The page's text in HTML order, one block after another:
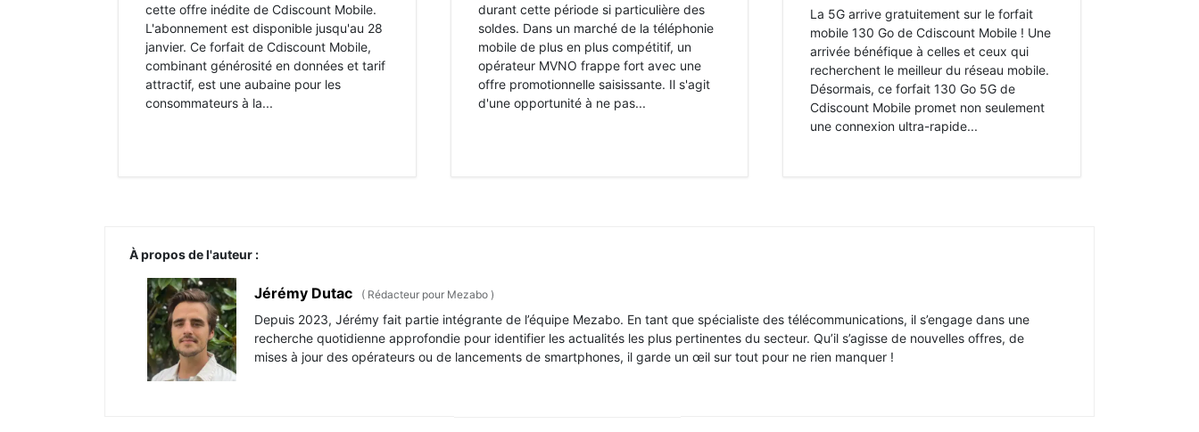
cette offre inédite de Cdiscount Mobile.
L'abonnement est disponible jusqu'au 28
janvier. Ce forfait de Cdiscount Mobile,
combinant générosité en données et tarif
attractif, est une aubaine pour les
consommateurs à la...
durant cette période si particulière des
soldes. Dans un marché de la téléphonie
mobile de plus en plus compétitif, un
opérateur MVNO frappe fort avec une
offre promotionnelle saisissante. Il s'agit
d'une opportunité à ne pas...
La 5G arrive gratuitement sur le forfait
mobile 130 Go de Cdiscount Mobile ! Une
arrivée bénéfique à celles et ceux qui
recherchent le meilleur du réseau mobile.
Désormais, ce forfait 130 Go 5G de
Cdiscount Mobile promet non seulement
une connexion ultra-rapide...
À propos de l'auteur :
Jérémy Dutac ( Rédacteur pour Mezabo )
Depuis 2023, Jérémy fait partie intégrante de l’équipe Mezabo. En tant que spécialiste des télécommunications, il s’engage dans une
recherche quotidienne approfondie pour identifier les actualités les plus pertinentes du secteur. Qu’il s’agisse de nouvelles offres, de
mises à jour des opérateurs ou de lancements de smartphones, il garde un œil sur tout pour ne rien manquer !